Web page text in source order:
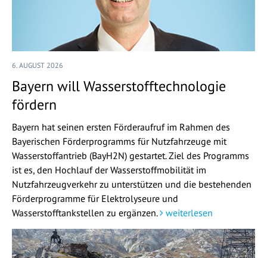
6. AUGUST 2026
Bayern will Wasserstofftechnologie
fördern
Bayern hat seinen ersten Förderaufruf im Rahmen des
Bayerischen Förderprogramms für Nutzfahrzeuge mit
Wasserstoffantrieb (BayH2N) gestartet. Ziel des Programms
ist es, den Hochlauf der Wasserstoffmobilität im
Nutzfahrzeugverkehr zu unterstützen und die bestehenden
Förderprogramme für Elektrolyseure und
Wasserstofftankstellen zu ergänzen.
weiterlesen